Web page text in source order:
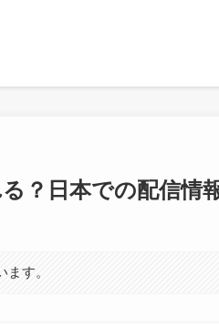
？日本での配信情
す。